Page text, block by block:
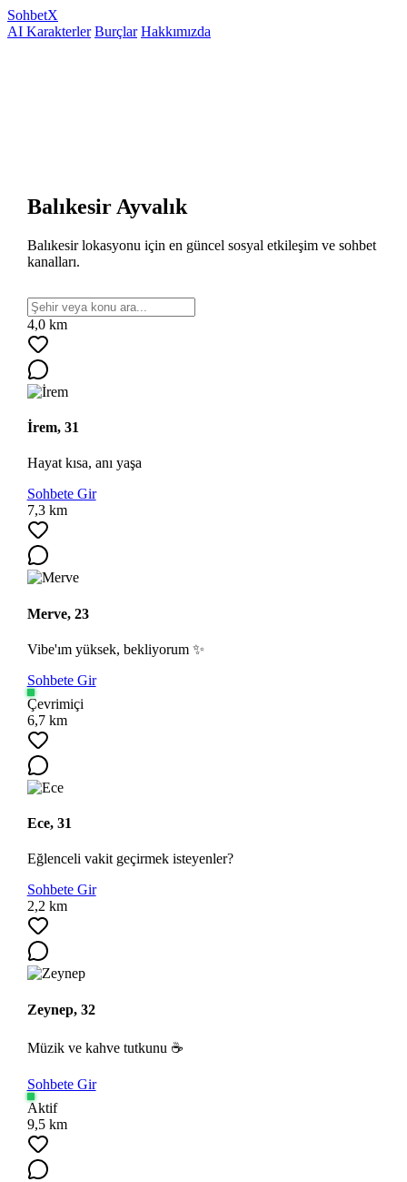
SohbetX
AI Karakterler Burçlar Hakkımızda
Balıkesir Ayvalık
Balıkesir lokasyonu için en güncel sosyal etkileşim ve sohbet
kanalları.
4,0 km
İrem, 31
Hayat kısa, anı yaşa
Sohbete Gir
7,3 km
Merve, 23
Vibe'ım yüksek, bekliyorum ✨
Sohbete Gir
Çevrimiçi
6,7 km
Ece, 31
Eğlenceli vakit geçirmek isteyenler?
Sohbete Gir
2,2 km
Zeynep, 32
Müzik ve kahve tutkunu ☕
Sohbete Gir
Aktif
9,5 km